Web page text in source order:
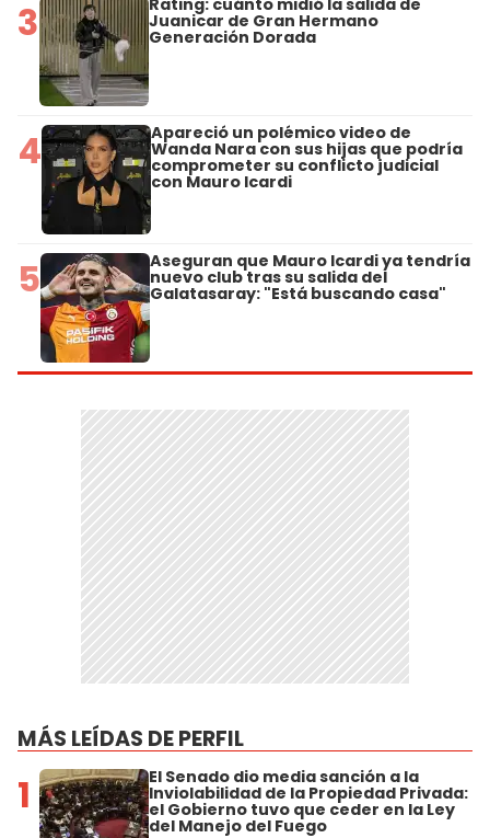
3 Rating: cuánto midió la salida de
Juanicar de Gran Hermano
Generación Dorada
4 Apareció un polémico video de
Wanda Nara con sus hijas que podría
comprometer su conflicto judicial
con Mauro Icardi
5 Aseguran que Mauro Icardi ya tendría
nuevo club tras su salida del
Galatasaray: "Está buscando casa"
MÁS LEÍDAS DE PERFIL
1 El Senado dio media sanción a la
Inviolabilidad de la Propiedad Privada:
el Gobierno tuvo que ceder en la Ley
del Manejo del Fuego